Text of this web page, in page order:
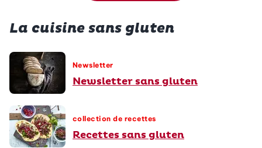
La cuisine sans gluten
Newsletter
Newsletter sans gluten
collection de recettes
Recettes sans gluten